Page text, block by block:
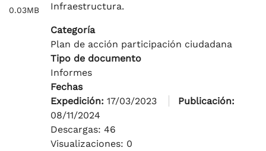
0.03MB
Infraestructura.
Categoría
Plan de acción participación ciudadana
Tipo de documento
Informes
Fechas
Expedición: 17/03/2023
Publicación:
08/11/2024
Descargas: 46
Visualizaciones: 0